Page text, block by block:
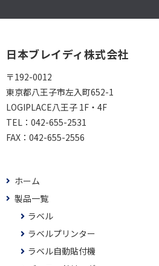
日本ブレイディ株式会社
〒192-0012
東京都八王子市左入町652-1
LOGIPLACE八王子 1F・4F
TEL： 042-655-2531
FAX： 042-655-2556
ホーム
製品一覧
ラベル
ラベルプリンター
ラベル自動貼付機